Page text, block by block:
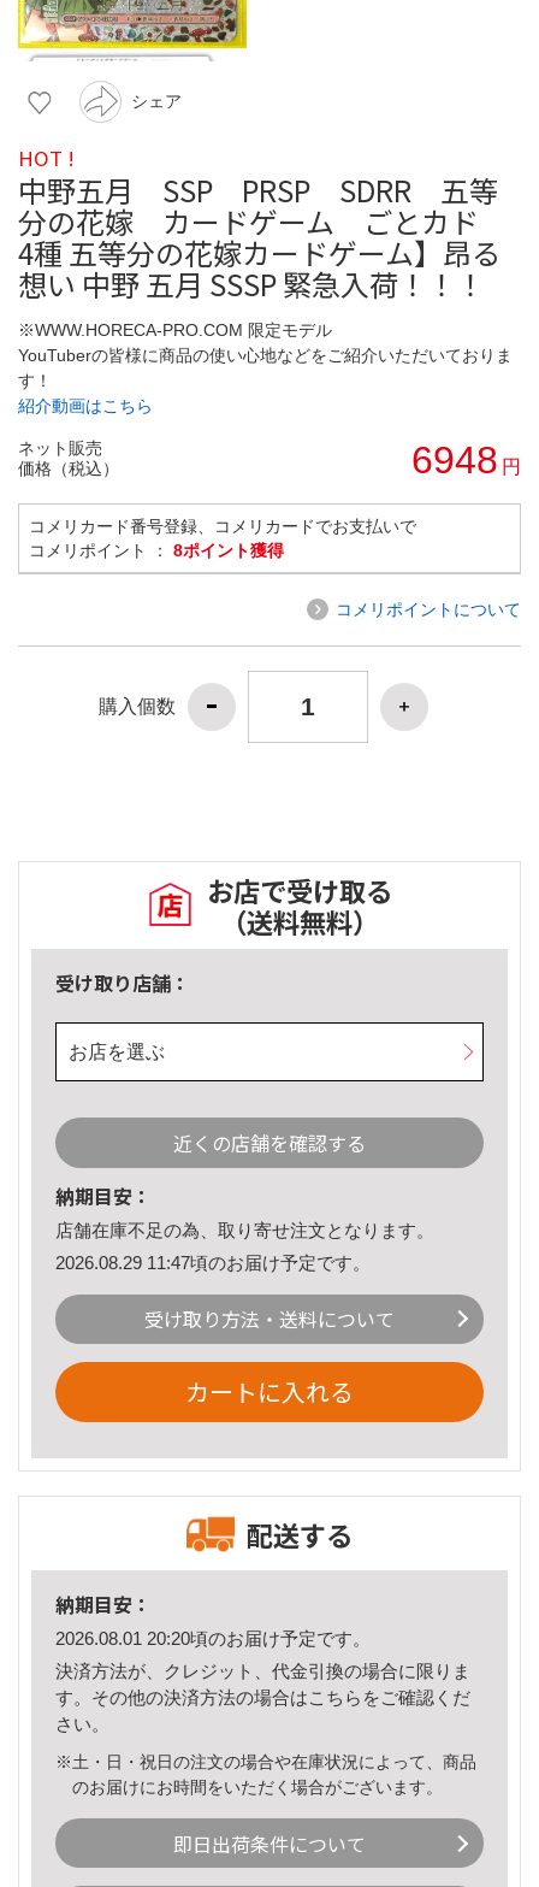
シェア
HOT !
中野五月 SSP PRSP SDRR 五等
分の花嫁 カードゲーム ごとカド
4種 五等分の花嫁カードゲーム】昂る
想い 中野 五月 SSSP 緊急入荷！！！
※WWW.HORECA-PRO.COM 限定モデル
YouTuberの皆様に商品の使い心地などをご紹介いただいておりま
す！
紹介動画はこちら
ネット販売
価格（税込）
6948 円
コメリカード番号登録、コメリカードでお支払いで
コメリポイント ： 8ポイント獲得
コメリポイントについて
購入個数
お店で受け取る
（送料無料）
受け取り店舗：
お店を選ぶ
近くの店舗を確認する
納期目安：
店舗在庫不足の為、取り寄せ注文となります。
2026.08.29 11:47頃のお届け予定です。
受け取り方法・送料について
カートに入れる
配送する
納期目安：
2026.08.01 20:20頃のお届け予定です。
決済方法が、クレジット、代金引換の場合に限りま
す。その他の決済方法の場合はこちら をご確認くだ
さい。
※土・日・祝日の注文の場合や在庫状況によって、商品
のお届けにお時間をいただく場合がございます。
即日出荷条件について